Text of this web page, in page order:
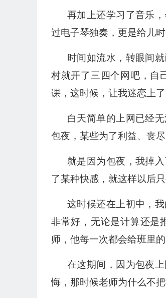
再加上还学习了音乐
过电子琴独奏，更是给儿
时间如流水，转眼间
村就开了三四个网吧，自
课，这时候，让我迷恋上
白天简单的上网已经
包夜，某些为了利益、丧
就是因为包夜，我掉
了某种快感，就这样以后
这时候还在上初中，
非常好，无论是计算还是
师，他每一次都会给班里
在这期间，因为包夜
悔，那时候老师为什么不